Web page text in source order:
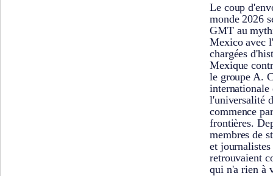
Le coup
monde 2026
GMT au
Mexico avec
chargées
Mexique
le groupe A.
internationale
l'universalité
commence
frontières.
membres de
et journalistes
retrouvaient
qui n'a rien à